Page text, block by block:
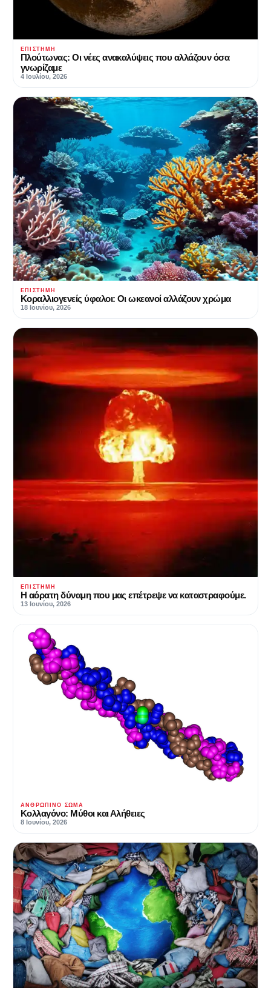
ΕΠΙΣΤΉΜΗ
Πλούτωνας: Οι νέες ανακαλύψεις που αλλάζουν όσα
γνωρίζαμε
4 Ιουλίου, 2026
ΕΠΙΣΤΉΜΗ
Κοραλλιογενείς ύφαλοι: Οι ωκεανοί αλλάζουν χρώμα
18 Ιουνίου, 2026
ΕΠΙΣΤΉΜΗ
Η αόρατη δύναμη που μας επέτρεψε να καταστραφούμε.
13 Ιουνίου, 2026
ΑΝΘΡΏΠΙΝΟ ΣΏΜΑ
Κολλαγόνο: Μύθοι και Αλήθειες
8 Ιουνίου, 2026